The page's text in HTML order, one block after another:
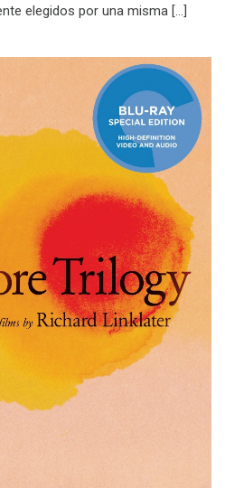
elegidos por una misma […]